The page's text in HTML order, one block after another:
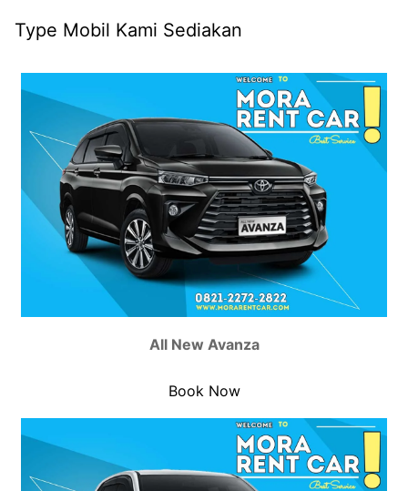
Type Mobil Kami Sediakan
All New Avanza
Book Now